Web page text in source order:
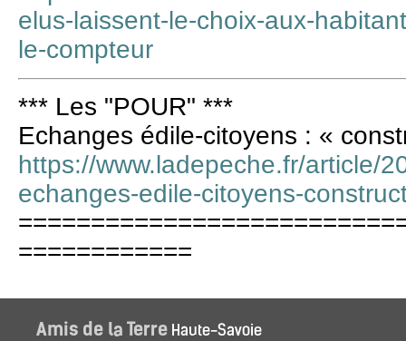
elus-laissent-le-choix-aux-
le-compteur
*** Les "POUR" ***
Echanges édile-citoyens : «
https://www.ladepeche.fr/article/
echanges-edile-citoyens-
============